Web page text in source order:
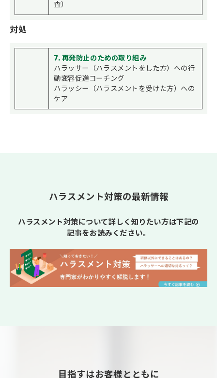
査）
対処
7. 再発防止のための取り組み
ハラッサー（ハラスメントをした方）への行
動変容促進コーチング
ハラッシー（ハラスメントを受けた方）への
ケア
ハラスメント対策の最新情報
ハラスメント対策について詳しく知りたい方は下記の
記事をお読みください。
目指すはお客様とともに